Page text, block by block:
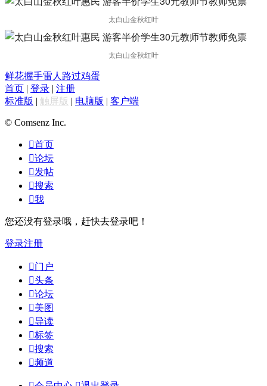
太白山金秋红叶
太白山金秋红叶
鲜花握手雷人 路过鸡蛋
首页 | 登录 | 注册
标准版 | 触屏版 | 电脑版 | 客户端
© Comsenz Inc.
首页
论坛
发帖
搜索
我
您还没有登录哦，赶快去登录吧！
登录注册
门户
头条
论坛
美图
导读
标签
搜索
频道